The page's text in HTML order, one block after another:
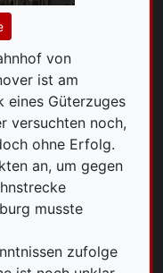
von
ist am
eines Güterzuges
versuchten noch,
ohne Erfolg.
an, um gegen
musste
zufolge